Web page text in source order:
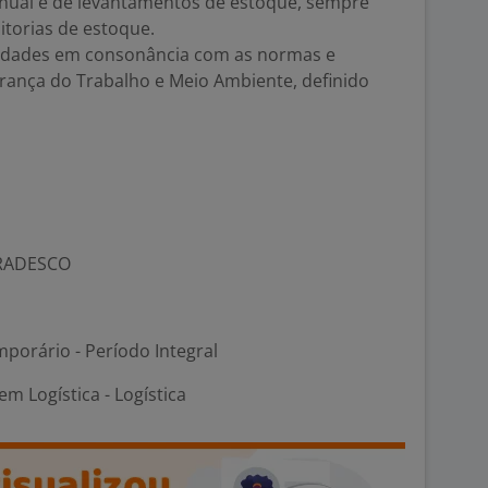
de estoque.
em consonância com as normas e
do Trabalho e Meio Ambiente, definido
- Período Integral
Logística - Logística